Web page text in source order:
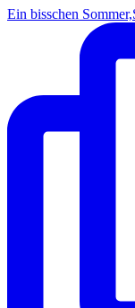
Ein bisschen